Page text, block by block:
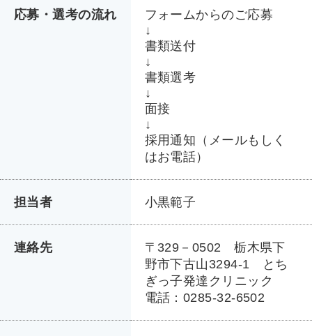
応募・選考の流れ
フォームからのご応募
↓
書類送付
↓
書類選考
↓
面接
↓
採用通知（メールもしく
はお電話）
担当者 小黒範子
連絡先
〒329－0502 栃木県下
野市下古山3294-1 とち
ぎっ子発達クリニック
電話：0285-32-6502